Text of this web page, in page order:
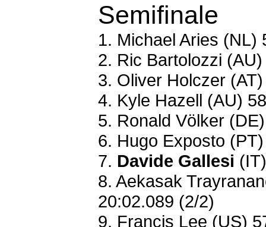
Semifinale
1. Michael Aries (NL)
2. Ric Bartolozzi
3. Oliver Holczer
4. Kyle Hazell (AU)
5. Ronald Völker
6. Hugo Exposto
7. Davide Gallesi
8. Aekasak
20:02.089 (2/2)
9. Francis Lee (US)